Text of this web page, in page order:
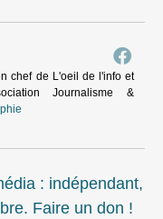
chef de L'oeil de l'info et
Journalisme &
: indépendant,
Faire un don !